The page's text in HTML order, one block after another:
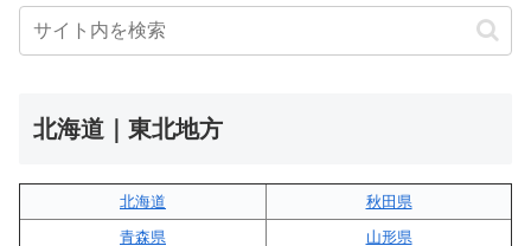
北海道｜東北地方
北海道
秋田県
青森県
山形県